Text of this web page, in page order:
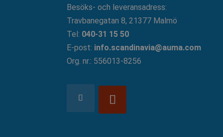
Besöks- och leveransadress:
Travbanegatan 8, 21377 Malmö
Tel: 040-31 15 50
E-post: info.scandinavia@auma.com
Org. nr.: 556013-8256